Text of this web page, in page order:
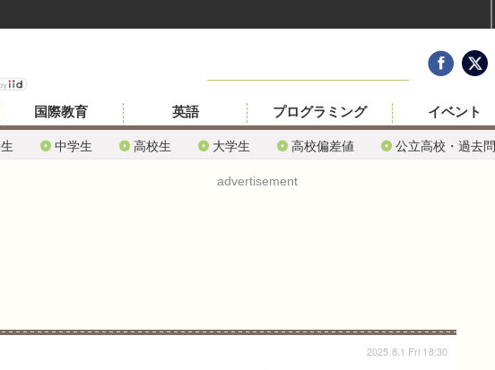
中学生 高校生 大学生 高校偏差値 公立高校・過去問
国際教育 英語 プログラミング イベント
advertisement
2025.8.1 Fri 18:30